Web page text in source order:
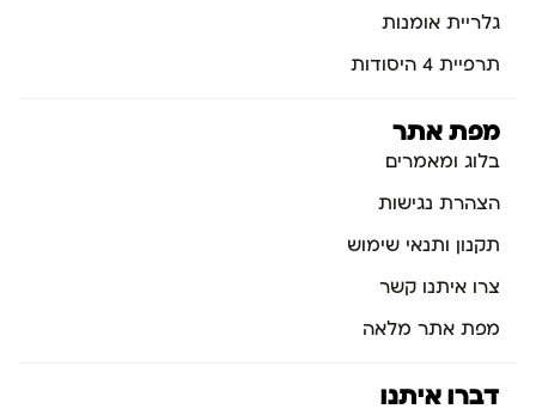
גלריית אומנות
תרפיית 4 היסודות
מפת אתר
בלוג ומאמרים
הצהרת נגישות
תקנון ותנאי שימוש
צרו איתנו קשר
מפת אתר מלאה
דברו איתנו